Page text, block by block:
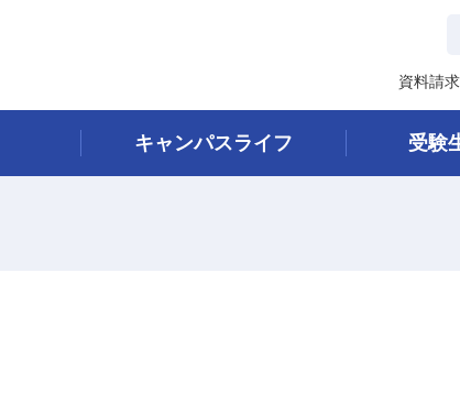
キャンパスライフ 受験
資料請求